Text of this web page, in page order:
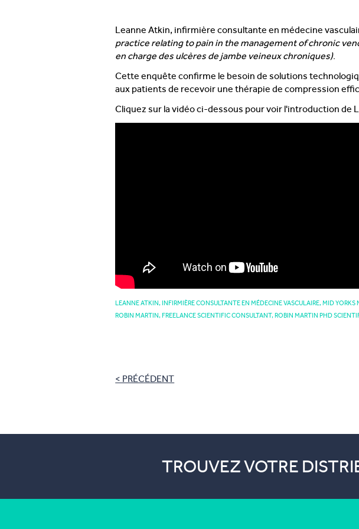
Leanne Atkin, infirmière consultante en médecine
practice relating to pain in the management of chronic
en charge des ulcères de jambe veineux chroniques).
Cette enquête confirme le besoin de solutions
aux patients de recevoir une thérapie de compression
Cliquez sur la vidéo ci-dessous pour voir l'introduction de
LEANNE ATKIN, INFIRMIÈRE CONSULTANTE EN MÉDECINE VASCULAIRE, MID
ROBIN MARTIN, FREELANCE SCIENTIFIC CONSULTANT, ROBIN MARTIN PHD
< PRÉCÉDENT
TROUVEZ VOTRE